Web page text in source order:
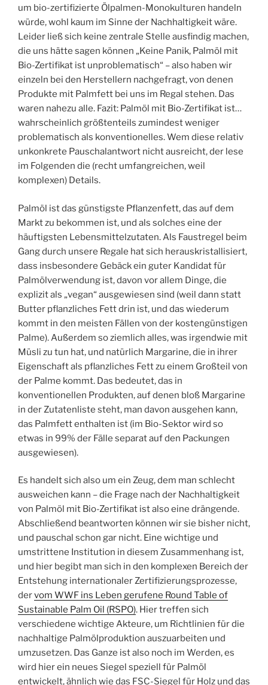
um bio-zertifizierte Ölpalmen-Monokulturen handeln
würde, wohl kaum im Sinne der Nachhaltigkeit wäre.
Leider ließ sich keine zentrale Stelle ausfindig machen,
die uns hätte sagen können „Keine Panik, Palmöl mit
Bio-Zertifikat ist unproblematisch“ – also haben wir
einzeln bei den Herstellern nachgefragt, von denen
Produkte mit Palmfett bei uns im Regal stehen. Das
waren nahezu alle. Fazit: Palmöl mit Bio-Zertifikat ist…
wahrscheinlich größtenteils zumindest weniger
problematisch als konventionelles. Wem diese relativ
unkonkrete Pauschalantwort nicht ausreicht, der lese
im Folgenden die (recht umfangreichen, weil
komplexen) Details.
Palmöl ist das günstigste Pflanzenfett, das auf dem
Markt zu bekommen ist, und als solches eine der
häuftigsten Lebensmittelzutaten. Als Faustregel beim
Gang durch unsere Regale hat sich herauskristallisiert,
dass insbesondere Gebäck ein guter Kandidat für
Palmölverwendung ist, davon vor allem Dinge, die
explizit als „vegan“ ausgewiesen sind (weil dann statt
Butter pflanzliches Fett drin ist, und das wiederum
kommt in den meisten Fällen von der kostengünstigen
Palme). Außerdem so ziemlich alles, was irgendwie mit
Müsli zu tun hat, und natürlich Margarine, die in ihrer
Eigenschaft als pflanzliches Fett zu einem Großteil von
der Palme kommt. Das bedeutet, das in
konventionellen Produkten, auf denen bloß Margarine
in der Zutatenliste steht, man davon ausgehen kann,
das Palmfett enthalten ist (im Bio-Sektor wird so
etwas in 99% der Fälle separat auf den Packungen
ausgewiesen).
Es handelt sich also um ein Zeug, dem man schlecht
ausweichen kann – die Frage nach der Nachhaltigkeit
von Palmöl mit Bio-Zertifikat ist also eine drängende.
Abschließend beantworten können wir sie bisher nicht,
und pauschal schon gar nicht. Eine wichtige und
umstrittene Institution in diesem Zusammenhang ist,
und hier begibt man sich in den komplexen Bereich der
Entstehung internationaler Zertifizierungsprozesse,
dervom WWF ins Leben gerufene Round Table of
Sustainable Palm Oil (RSPO). Hier treffen sich
verschiedene wichtige Akteure, um Richtlinien für die
nachhaltige Palmölproduktion auszuarbeiten und
umzusetzen. Das Ganze ist also noch im Werden, es
wird hier ein neues Siegel speziell für Palmöl
entwickelt, ähnlich wie das FSC-Siegel für Holz und das